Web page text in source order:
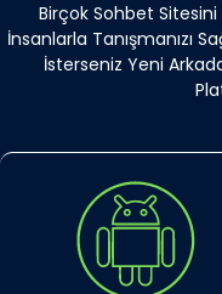
Birçok Sohbet Sitesini
İnsanlarla Tanışmanızı
İsterseniz Yeni